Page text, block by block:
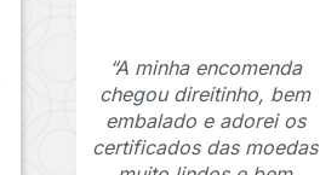
“A minha encomenda
chegou direitinho, bem
embalado e adorei os
certificados das moedas